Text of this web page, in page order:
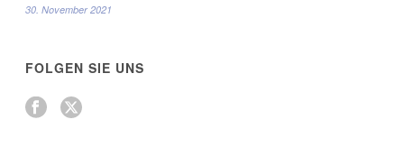
30. November 2021
FOLGEN SIE UNS